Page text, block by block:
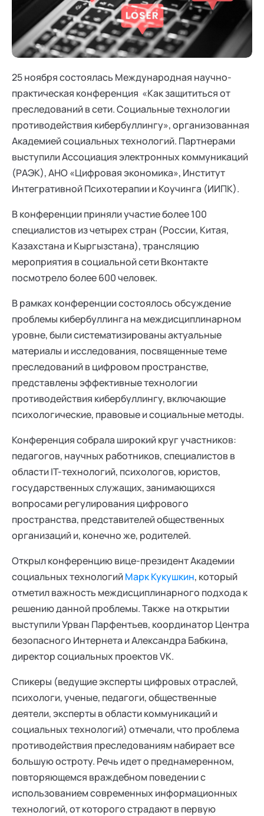
25 ноября состоялась Международная научно-
практическая конференция «Как защититься от
преследований в сети. Социальные технологии
противодействия кибербуллингу», организованная
Академией социальных технологий. Партнерами
выступили Ассоциация электронных коммуникаций
(РАЭК), АНО «Цифровая экономика», Институт
Интегративной Психотерапии и Коучинга (ИИПК).
В конференции приняли участие более 100
специалистов из четырех стран (России, Китая,
Казахстана и Кыргызстана), трансляцию
мероприятия в социальной сети Вконтакте
посмотрело более 600 человек.
В рамках конференции состоялось обсуждение
проблемы кибербуллинга на междисциплинарном
уровне, были систематизированы актуальные
материалы и исследования, посвященные теме
преследований в цифровом пространстве,
представлены эффективные технологии
противодействия кибербуллингу, включающие
психологические, правовые и социальные методы.
Конференция собрала широкий круг участников:
педагогов, научных работников, специалистов в
области IT-технологий, психологов, юристов,
государственных служащих, занимающихся
вопросами регулирования цифрового
пространства, представителей общественных
организаций и, конечно же, родителей.
Открыл конференцию вице-президент Академии
социальных технологийМарк Кукушкин, который
отметил важность междисциплинарного подхода к
решению данной проблемы. Также на открытии
выступили Урван Парфентьев, координатор Центра
безопасного Интернета и Александра Бабкина,
директор социальных проектов VK.
Спикеры (ведущие эксперты цифровых отраслей,
психологи, ученые, педагоги, общественные
деятели, эксперты в области коммуникаций и
социальных технологий) отмечали, что проблема
противодействия преследованиям набирает все
большую остроту. Речь идет о преднамеренном,
повторяющемся враждебном поведении с
использованием современных информационных
технологий, от которого страдают в первую
Профессионалам
Поддержка
Режим работы и тп